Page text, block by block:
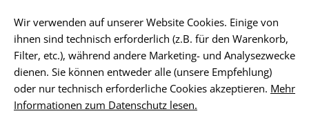
HOME EQUIPMENT ABZEICHEN WOVEN MORAL-
Wir verwenden auf unserer Website Cookies. Einige von
ihnen sind technisch erforderlich (z.B. für den Warenkorb,
Filter, etc.), während andere Marketing- und Analysezwecke
dienen. Sie können entweder alle (unsere Empfehlung)
oder nur technisch erforderliche Cookies akzeptieren. Mehr
Informationen zum Datenschutz lesen.